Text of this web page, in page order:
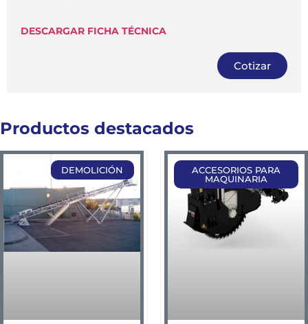
DESCARGAR FICHA TÉCNICA
Cotizar
Productos destacados
DEMOLICIÓN
ACCESORIOS PARA
MAQUINARIA